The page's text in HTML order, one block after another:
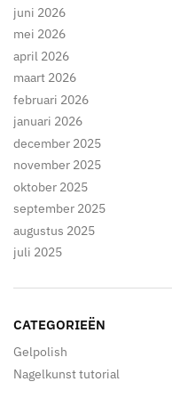
juni 2026
mei 2026
april 2026
maart 2026
februari 2026
januari 2026
december 2025
november 2025
oktober 2025
september 2025
augustus 2025
juli 2025
CATEGORIEËN
Gelpolish
Nagelkunst tutorial